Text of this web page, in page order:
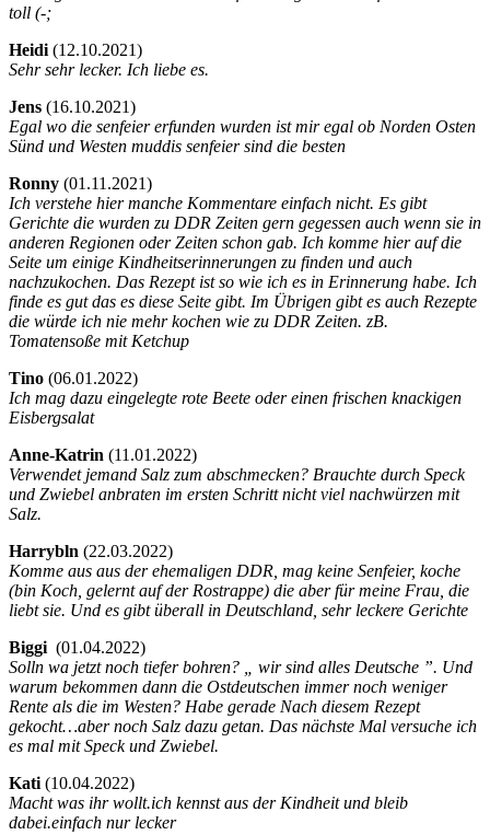
toll (-;
Heidi (12.10.2021)
Sehr sehr lecker. Ich liebe es.
Jens (16.10.2021)
Egal wo die senfeier erfunden wurden ist mir egal ob Norden Osten
Sünd und Westen muddis senfeier sind die besten
Ronny (01.11.2021)
Ich verstehe hier manche Kommentare einfach nicht. Es gibt
Gerichte die wurden zu DDR Zeiten gern gegessen auch wenn sie in
anderen Regionen oder Zeiten schon gab. Ich komme hier auf die
Seite um einige Kindheitserinnerungen zu finden und auch
nachzukochen. Das Rezept ist so wie ich es in Erinnerung habe. Ich
finde es gut das es diese Seite gibt. Im Übrigen gibt es auch Rezepte
die würde ich nie mehr kochen wie zu DDR Zeiten. zB.
Tomatensoße mit Ketchup
Tino (06.01.2022)
Ich mag dazu eingelegte rote Beete oder einen frischen knackigen
Eisbergsalat
Anne-Katrin (11.01.2022)
Verwendet jemand Salz zum abschmecken? Brauchte durch Speck
und Zwiebel anbraten im ersten Schritt nicht viel nachwürzen mit
Salz.
Harrybln (22.03.2022)
Komme aus aus der ehemaligen DDR, mag keine Senfeier, koche
(bin Koch, gelernt auf der Rostrappe) die aber für meine Frau, die
liebt sie. Und es gibt überall in Deutschland, sehr leckere Gerichte
Biggi (01.04.2022)
Solln wa jetzt noch tiefer bohren? „ wir sind alles Deutsche ”. Und
warum bekommen dann die Ostdeutschen immer noch weniger
Rente als die im Westen? Habe gerade Nach diesem Rezept
gekocht…aber noch Salz dazu getan. Das nächste Mal versuche ich
es mal mit Speck und Zwiebel.
Kati (10.04.2022)
Macht was ihr wollt.ich kennst aus der Kindheit und bleib
dabei.einfach nur lecker